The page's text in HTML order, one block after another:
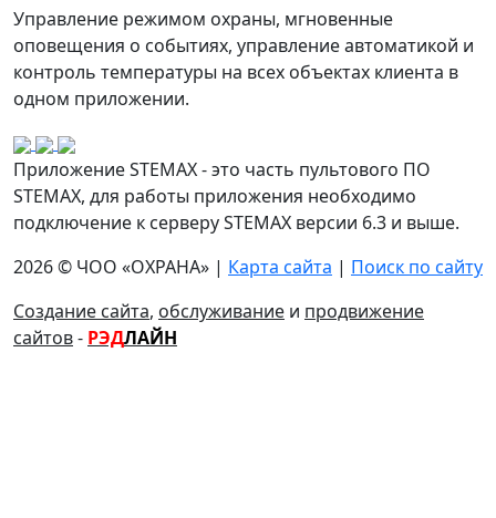
Управление режимом охраны, мгновенные
оповещения о событиях, управление автоматикой и
контроль температуры на всех объектах клиента в
одном приложении.
Приложение STEMAX - это часть пультового ПО
STEMAX, для работы приложения необходимо
подключение к серверу STEMAX версии 6.3 и выше.
2026 © ЧОО «ОХРАНА» | Карта сайта | Поиск по сайту
Создание сайта, обслуживание и продвижение
сайтов- РЭДЛАЙН